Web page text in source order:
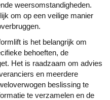
weersomstandigheden.
om op een veilige manier
is het belangrijk om
behoeften, de
Het is raadzaam om advies
en meerdere
beslissing te
te verzamelen en de